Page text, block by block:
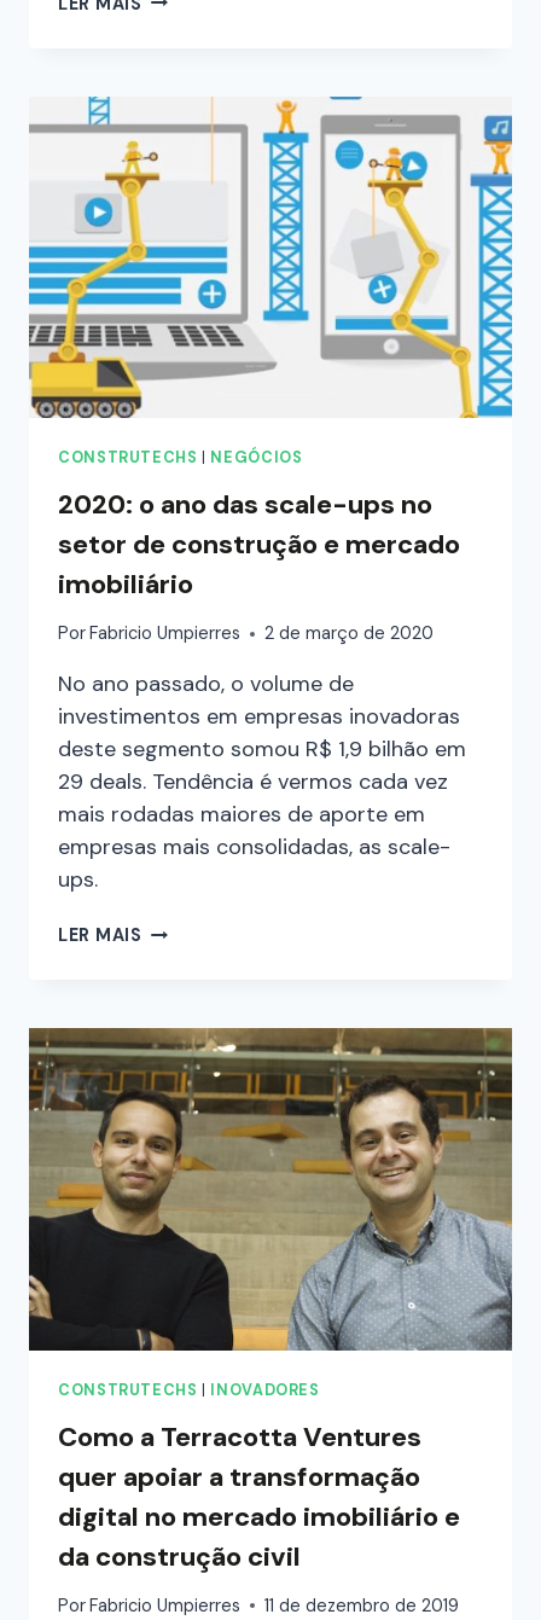
CONSTRUTECHS NEGÓCIOS
2020: o ano das scale-ups no
setor de construção e mercado
imobiliário
PorFabricio Umpierres 2 de março de 2020
No ano passado, o volume de
investimentos em empresas inovadoras
deste segmento somou R$ 1,9 bilhão em
29 deals. Tendência é vermos cada vez
mais rodadas maiores de aporte em
empresas mais consolidadas, as scale-
ups.
LER MAIS
CONSTRUTECHS INOVADORES
Como a Terracotta Ventures
quer apoiar a transformação
digital no mercado imobiliário e
da construção civil
PorFabricio Umpierres 11 de dezembro de 2019